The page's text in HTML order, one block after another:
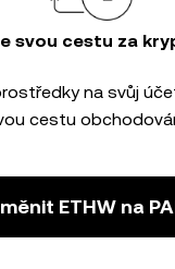
svou cestu za
na svůj
cestu
ETHW na